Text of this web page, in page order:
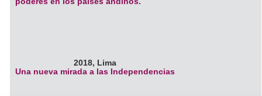
2018, Lima
Una nueva mirada a las Independencias